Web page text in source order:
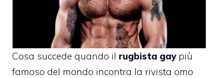
Cosa succede quando il rugbista gaypiù
famoso del mondo incontra la rivista omo